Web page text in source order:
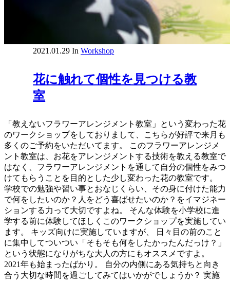
2021.01.29 In Workshop
花に触れて個性を見つける教
室
「教えないフラワーアレンジメント教室」という変わった花
のワークショップをしておりまして、こちらが好評で来月も
多くのご予約をいただいてます。 このフラワーアレンジメ
ント教室は、お花をアレンジメントする技術を教える教室で
はなく、フラワーアレンジメントを通して自分の個性をみつ
けてもらうことを目的とした少し変わった花の教室です。
学校での勉強や習い事とおなじくらい、その身に付けた能力
で何をしたいのか？人をどう喜ばせたいのか？をイマジネー
ションする力って大切ですよね。 そんな体験を小学校に進
学する前に体験してほしくこのワークショップを実施してい
ます。 キッズ向けに実施していますが、 日々目の前のこと
に集中してついつい「そもそも何をしたかったんだっけ？」
という状態になりがちな大人の方にもオススメですよ。
2021年も始まったばかり。 自分の内側にある気持ちと向き
合う大切な時間を過ごしてみてはいかがでしょうか？ 実施